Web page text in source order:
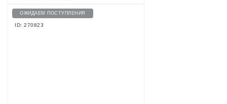
ОЖИДАЕМ ПОСТУПЛЕНИЯ
ID: 270823